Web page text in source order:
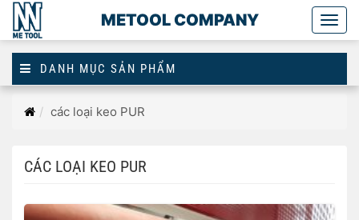
METOOL COMPANY
DANH MỤC SẢN PHẨM
Trangcác loại keo PUR
CÁC LOẠI KEO PUR